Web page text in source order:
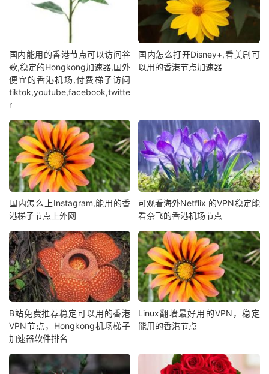
国内能用的香港节点可以访问谷
歌,稳定的Hongkong加速器,国外
便宜的香港机场,付费梯子访问
tiktok,youtube,facebook,twitte
r
国内怎么打开Disney+,看美剧可
以用的香港节点加速器
国内怎么上Instagram,能用的香
港梯子节点上外网
可观看海外Netflix 的VPN稳定能
看奈飞的香港机场节点
B站免费推荐稳定可以用的香港
VPN节点，Hongkong机场梯子
加速器软件排名
Linux翻墙最好用的VPN，稳定
能用的香港节点